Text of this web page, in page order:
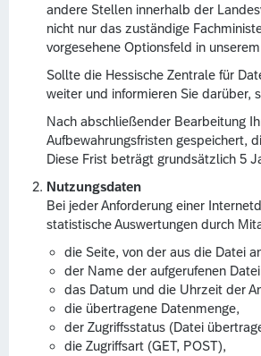
andere Stellen innerhalb der
nicht nur das zuständige
vorgesehene Optionsfeld in
Sollte die Hessische Zentrale für
weiter und informieren Sie darüber,
Nach abschließender Bearbeitung
Aufbewahrungsfristen gespeichert,
Diese Frist beträgt grundsätzlich 5
Nutzungsdaten
Bei jeder Anforderung einer
statistische Auswertungen durch
die Seite, von der aus die Datei
der Name der aufgerufenen
das Datum und die Uhrzeit der
die übertragene Datenmenge,
der Zugriffsstatus (Datei
die Zugriffsart (GET, POST),